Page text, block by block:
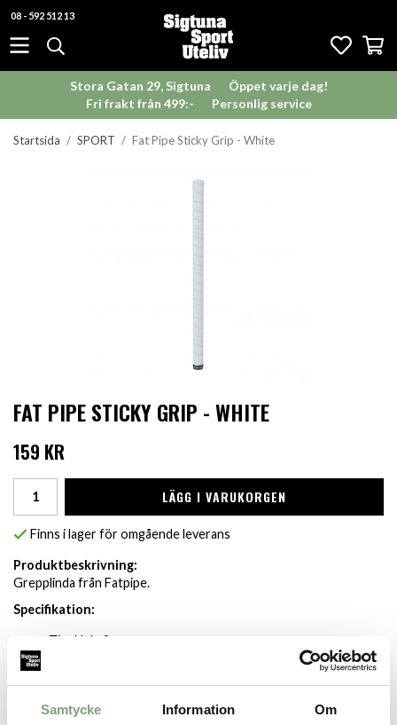
Samtycke Information Om
08 - 592 512 13
Stora Gatan 29, Sigtuna
Öppet varje dag!
Fri frakt från 499:-
Personlig service
Startsida / SPORT / Fat Pipe Sticky Grip - White
FAT PIPE STICKY GRIP - WHITE
159 KR
LÄGG I VARUKORGEN
Finns i lager för omgående leverans
Produktbeskrivning:
Grepplinda från Fatpipe.
Specifikation:
Tjocklek: 2mm
SPARA SOM FAVORIT